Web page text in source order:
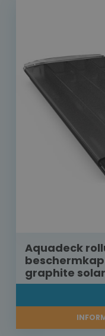
Aquadeck
graphite